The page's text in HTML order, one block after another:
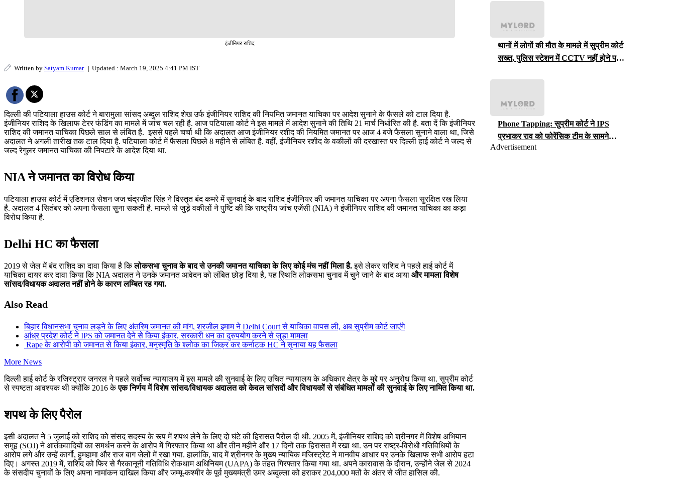
इंजीनियर राशिद
Written by Satyam Kumar | Updated : March 19, 2025 4:41 PM IST
दिल्ली की पटियाला हाउस कोर्ट ने बारामुला सांसद अब्दुल राशिद शेख उर्फ इंजीनियर राशिद की नियमित जमानत याचिका पर आदेश सुनाने के फैसले को टाल दिया है.
इंजीनियर राशिद के खिलाफ टेरर फंडिंग का मामले में जांच चल रही है. आज पटियाला कोर्ट ने इस मामले में आदेश सुनाने की तिथि 21 मार्च निर्धारित की है. बता दें कि इंजीनियर
राशिद की जमानत याचिका पिछले साल से लंबित है. इससे पहले चर्चा थी कि अदालत आज इंजीनियर रशीद की नियमित जमानत पर आज 4 बजे फैसला सुनाने वाला था, जिसे
अदालत ने अगली तारीख तक टाल दिया है. पटियाला कोर्ट में फैसला पिछले 8 महीने से लंबित है. वहीं, इंजीनियर रशीद के वकीलों की दरखास्त पर दिल्ली हाई कोर्ट ने जल्द से
जल्द रेगुलर जमानत याचिका की निपटारे के आदेश दिया था.
NIA ने जमानत का विरोध किया
पटियाला हाउस कोर्ट में एडिशनल सेशन जज चंद्रजीत सिंह ने विस्तृत बंद कमरे में सुनवाई के बाद राशिद इंजीनियर की जमानत याचिका पर अपना फैसला सुरक्षित रख लिया
है. अदालत 4 सितंबर को अपना फैसला सुना सकती है. मामले से जुड़े वकीलों ने पुष्टि की कि राष्ट्रीय जांच एजेंसी (NIA) ने इंजीनियर राशिद की जमानत याचिका का कड़ा
विरोध किया है.
Delhi HC का फैसला
2019 से जेल में बंद राशिद का दावा किया है किलोकसभा चुनाव के बाद से उनकी जमानत याचिका के लिए कोई मंच नहीं मिला है.इसे लेकर राशिद ने पहले हाई कोर्ट में
याचिका दायर कर दावा किया कि NIA अदालत ने उनके जमानत आवेदन को लंबित छोड़ दिया है, यह स्थिति लोकसभा चुनाव में चुने जाने के बाद आया और मामला विशेष
सांसद/विधायक अदालत नहीं होने के कारण लम्बित रह गया.
Also Read
बिहार विधानसभा चुनाव लड़ने के लिए अंतरिम जमानत की मांग, शरजील इमाम ने Delhi Court से याचिका वापस ली, अब सुप्रीम कोर्ट जाएंगे
आंध्र प्रदेश कोर्ट ने IPS को जमानत देने से किया इंकार, सरकारी धन का दुरुपयोग करने से जुड़ा मामला
Rape के आरोपी को जमानत से किया इंकार, मनुस्मृति के श्लोक का जिक्र कर कर्नाटक HC ने सुनाया यह फैसला
More News
दिल्ली हाई कोर्ट के रजिस्ट्रार जनरल ने पहले सर्वोच्च न्यायालय में इस मामले की सुनवाई के लिए उचित न्यायालय के अधिकार क्षेत्र के मुद्दे पर अनुरोध किया था. सुप्रीम कोर्ट
से स्पष्टता आवश्यक थी क्योंकि 2016 केएक निर्णय में विशेष सांसद/विधायक अदालत को केवल सांसदों और विधायकों से संबंधित मामलों की सुनवाई के लिए नामित किया था.
शपथ के लिए पैरोल
इसी अदालत ने 5 जुलाई को राशिद को संसद सदस्य के रूप में शपथ लेने के लिए दो घंटे की हिरासत पैरोल दी थी. 2005 में, इंजीनियर राशिद को श्रीनगर में विशेष अभियान
समूह (SOJ) ने आतंकवादियों का समर्थन करने के आरोप में गिरफ्तार किया था और तीन महीने और 17 दिनों तक हिरासत में रखा था. उन पर राष्ट्र-विरोधी गतिविधियों के
आरोप लगे और उन्हें कार्गो, हुमहामा और राज बाग जेलों में रखा गया. हालांकि, बाद में श्रीनगर के मुख्य न्यायिक मजिस्ट्रेट ने मानवीय आधार पर उनके खिलाफ सभी आरोप हटा
दिए। अगस्त 2019 में, राशिद को फिर से गैरकानूनी गतिविधि रोकथाम अधिनियम (UAPA) के तहत गिरफ्तार किया गया था. अपने कारावास के दौरान, उन्होंने जेल से 2024
के संसदीय चुनावों के लिए अपना नामांकन दाखिल किया और जम्मू-कश्मीर के पूर्व मुख्यमंत्री उमर अब्दुल्ला को हराकर 204,000 मतों के अंतर से जीत हासिल की.
थानों में लोगों की मौत के मामले में सुप्रीम कोर्ट
सख्त, पुलिस स्टेशन में CCTV नहीं होने पर
Phone Tapping: सुप्रीम कोर्ट ने IPS
प्रभाकर राव को फोरेंसिक टीम के सामने
iCloud पासवर्ड सौंपने का आदेश, जानें क्या
Advertisement